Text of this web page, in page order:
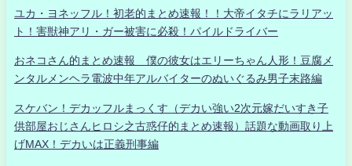
ユカ・ヨネッフル！初老的まとめ速報！！大帝イタチにラリアッ
ト！害獣神アリ・ガー被害に必殺！パイルドライバー
おネコさん的まとめ速報 僕の彼女はエリーちゃん人形！豆腐メ
ンタルメンヘラ電波中年アルバイターのぬいぐるみ男子末路編
スケバン！デカッフルまっくす（デカい強い2次元嫁だいすき子
供部屋おじさんヒロシ之古惑仔的まとめ速報）話題な動画取り上
げMAX！デカいは正義刑事編